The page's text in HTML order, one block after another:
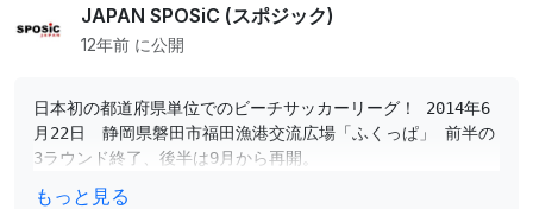
JAPAN SPOSiC (スポジック)
12年前 に公開
日本初の都道府県単位でのビーチサッカーリーグ！ 2014年6
月22日 静岡県磐田市福田漁港交流広場「ふくっぱ」 前半の
3ラウンド終了、後半は9月から再開。
もっと見る